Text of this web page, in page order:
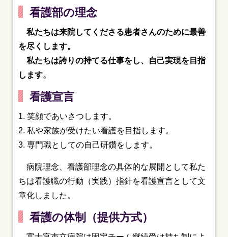
看護部の理念
私たちは来院してくださる患者さんのために最善
を尽くします。
私たちは誇りの持てる仕事をし、自己実現を目指
します。
看護宣言
笑顔であいさつします。
私や家族が受けたい看護を目指します。
専門職としての自己研鑽をします。
病院理念、看護部理念の具体的な展開として私た
ちは看護職の行動（実践）指針を看護宣言として文
章化しました。
看護の体制（提供方式）